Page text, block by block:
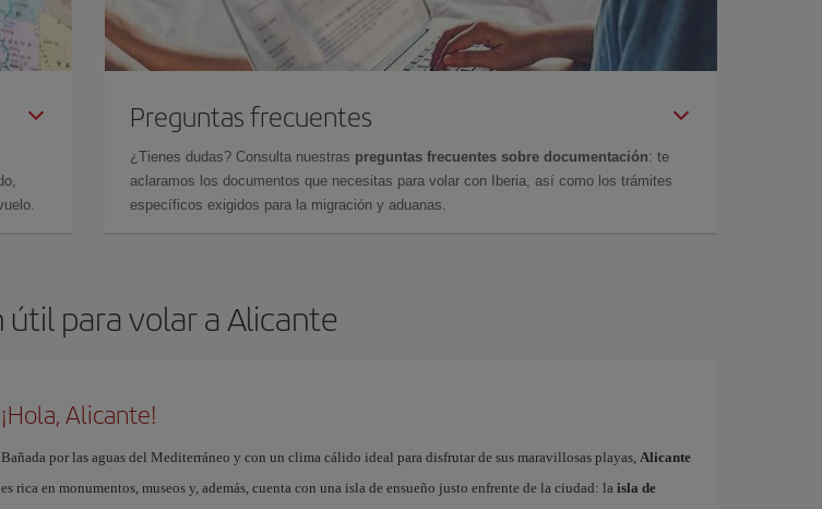
Preguntas frecuentes
¿Tienes dudas? Consulta nuestras preguntas frecuentes sobre documentación: te
aclaramos los documentos que necesitas para volar con Iberia, así como los trámites
específicos exigidos para la migración y aduanas.
para volar a Alicante
¡Hola, Alicante!
Bañada por las aguas del Mediterráneo y con un clima cálido ideal para disfrutar de sus maravillosas playas, Alicante
es rica en monumentos, museos y, además, cuenta con una isla de ensueño justo enfrente de la ciudad: la isla de